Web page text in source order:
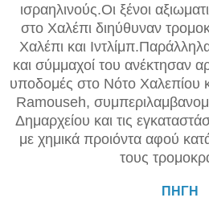
ισραηλινούς.Οι ξένοι
στο Χαλέπι διηύθυναν
Χαλέπι και
και σύμμαχοί του ανέκτησαν
υποδομές στο Νότο Χαλεπίου
Ramouseh,
Δημαρχείου και τις
με χημικά προιόντα αφού
τους
ΠΗΓΗ